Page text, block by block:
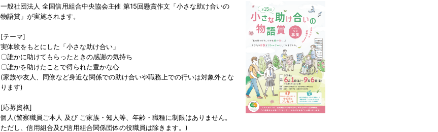
一般社団法人 全国信用組合中央協会主催 第15回懸賞作文「小さな助け合いの
物語賞」が実施されます。
[テーマ]
実体験をもとにした「小さな助け合い」
〇誰かに助けてもらったときの感謝の気持ち
〇誰かを助けたことで得られた豊かな心
(家族や友人、同僚など身近な関係での助け合いや職務上での行いは対象外とな
ります)
[応募資格]
個人(警察職員ご本人 及び ご家族・知人等、年齢・職種に制限はありません。
ただし、信用組合及び信用組合関係団体の役職員は除きます。)